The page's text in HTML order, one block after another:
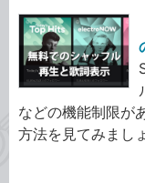
などの機能制限が
方法を見てみまし